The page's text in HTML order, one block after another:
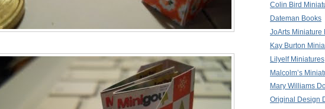
Colin Bird
Dateman Books
JoArts Miniature
Kay Burton
Lilyelf Miniatures
Malcolm’s
Mary Williams
Original Design